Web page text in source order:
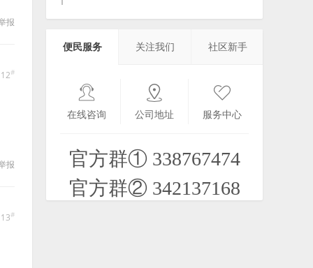
微信官方下载链接
便民服务 关注我们 社区新手
在线咨询 公司地址 服务中心
官方群① 338767474
官方群② 342137168
报
#
报
#